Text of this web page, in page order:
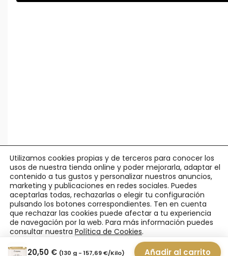
© Agápico -Legal y Privacidad·Política Cookies·Condiciones
Uso·Pedidos y Devoluciones
Utilizamos cookies propias y de terceros para conocer los
usos de nuestra tienda online y poder mejorarla, adaptar el
contenido a tus gustos y personalizar nuestros anuncios,
marketing y publicaciones en redes sociales. Puedes
aceptarlas todas, rechazarlas o elegir tu configuración
pulsando los botones correspondientes. Ten en cuenta
que rechazar las cookies puede afectar a tu experiencia
de navegación por la web. Para más información puedes
consultar nuestra Política de Cookies.
Aceptar Rechazar Ajustes
20,50 € (130 g - 157,69€/Kilo) Añadir al carrito